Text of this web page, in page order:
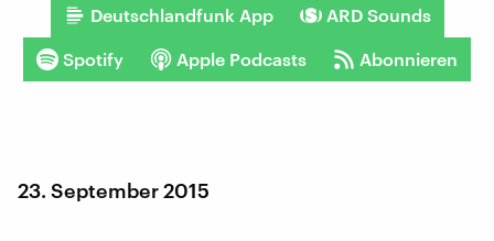
Deutschlandfunk App ARD Sounds
Spotify Apple Podcasts Abonnieren
23. September 2015